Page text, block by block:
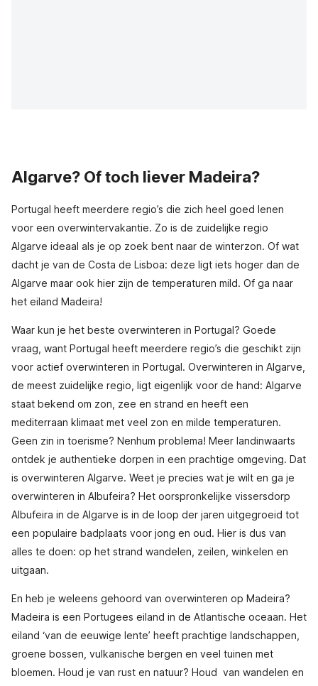
Algarve? Of toch liever Madeira?
Portugal heeft meerdere regio’s die zich heel goed lenen
voor een overwintervakantie. Zo is de zuidelijke regio
Algarve ideaal als je op zoek bent naar de winterzon. Of wat
dacht je van de Costa de Lisboa: deze ligt iets hoger dan de
Algarve maar ook hier zijn de temperaturen mild. Of ga naar
het eiland Madeira!
Waar kun je het beste overwinteren in Portugal? Goede
vraag, want Portugal heeft meerdere regio’s die geschikt zijn
voor actief overwinteren in Portugal. Overwinteren in Algarve,
de meest zuidelijke regio, ligt eigenlijk voor de hand: Algarve
staat bekend om zon, zee en strand en heeft een
mediterraan klimaat met veel zon en milde temperaturen.
Geen zin in toerisme? Nenhum problema! Meer landinwaarts
ontdek je authentieke dorpen in een prachtige omgeving. Dat
is overwinteren Algarve. Weet je precies wat je wilt en ga je
overwinteren in Albufeira? Het oorspronkelijke vissersdorp
Albufeira in de Algarve is in de loop der jaren uitgegroeid tot
een populaire badplaats voor jong en oud. Hier is dus van
alles te doen: op het strand wandelen, zeilen, winkelen en
uitgaan.
En heb je weleens gehoord van overwinteren op Madeira?
Madeira is een Portugees eiland in de Atlantische oceaan. Het
eiland ‘van de eeuwige lente’ heeft prachtige landschappen,
groene bossen, vulkanische bergen en veel tuinen met
bloemen. Houd je van rust en natuur? Houd van wandelen en